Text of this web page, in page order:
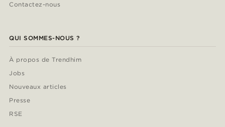
Contactez-nous
QUI SOMMES-NOUS ?
À propos de Trendhim
Jobs
Nouveaux articles
Presse
RSE